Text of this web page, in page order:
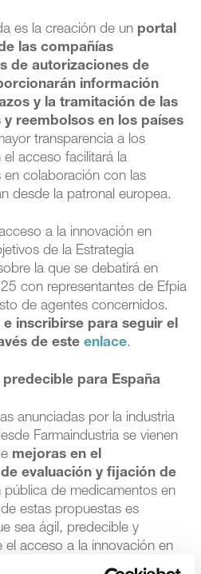
es la creación de un portal
las compañías
de autorizaciones de
información
y la tramitación de las
reembolsos en los países
transparencia a los
acceso facilitará la
colaboración con las
desde la patronal europea.
a la innovación en
de la Estrategia
la que se debatirá en
con representantes de Efpia
de agentes concernidos.
inscribirse para seguir el
de esteenlace.
para España
anunciadas por la industria
Farmaindustria se vienen
mejoras en el
evaluación y fijación de
pública de medicamentos en
estas propuestas es
sea ágil, predecible y
el acceso a la innovación en
de los países europeos de